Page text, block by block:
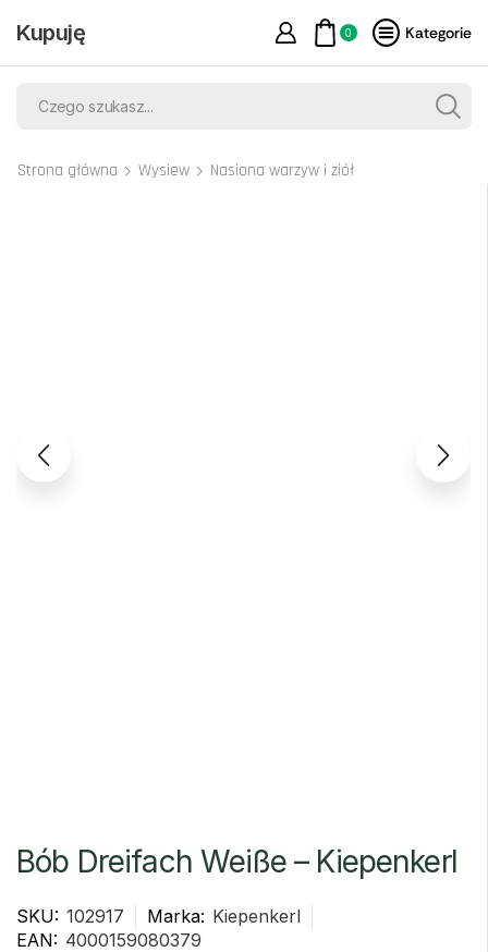
Kupuję 0 Kategorie
Strona główna Wysiew Nasiona warzyw i ziół
Bób Dreifach Weiße – Kiepenkerl
SKU: 102917 Marka: Kiepenkerl
EAN: 4000159080379